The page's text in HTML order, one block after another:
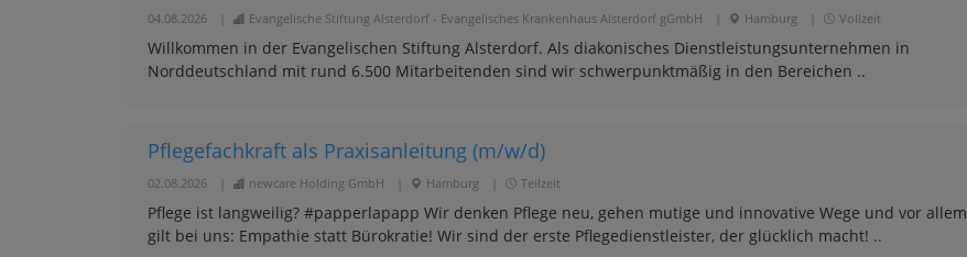
04.08.2026 Evangelische Stiftung Alsterdorf - Evangelisches Krankenhaus Alsterdorf gGmbH Hamburg Vollzeit
Willkommen in der Evangelischen Stiftung Alsterdorf. Als diakonisches Dienstleistungsunternehmen in
Norddeutschland mit rund 6.500 Mitarbeitenden sind wir schwerpunktmäßig in den Bereichen ..
Pflegefachkraft als Praxisanleitung (m/w/d)
02.08.2026 newcare Holding GmbH Hamburg Teilzeit
Pflege ist langweilig? #papperlapapp Wir denken Pflege neu, gehen mutige und innovative Wege und vor allem
gilt bei uns: Empathie statt Bürokratie! Wir sind der erste Pflegedienstleister, der glücklich macht! ..